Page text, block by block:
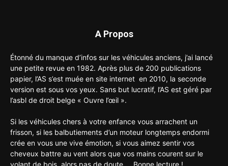
A Propos
Étonné du manque d’infos sur les véhicules anciens, j’ai lancé
une petite revue en 1982. Après plus de 200 publications
papier, l’AS s’est muée en site internet en 2010, la seconde
version est sous vos yeux. Sans but lucratif, l’AS est géré par
l’asbl de droit belge « Ouvre l’œil ».
Si les véhicules chers à votre enfance vous arrachent un
frisson, si les balbutiements d’un moteur longtemps endormi
crée en vous une vive émotion, si vous aimez sentir vos
cheveux battre au vent alors que vos mains courent sur le
volant de bois, alors pas de doute.... Bonne lecture !